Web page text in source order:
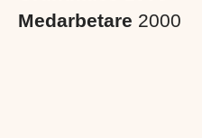
Medarbetare 2000